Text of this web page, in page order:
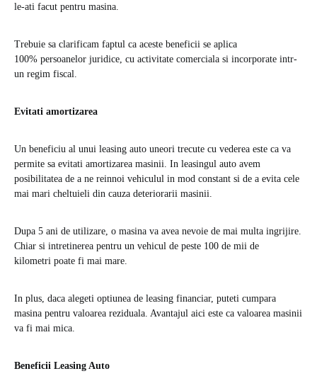
le-ati facut pentru masina.
Trebuie sa clarificam faptul ca aceste beneficii se aplica
100% persoanelor juridice, cu activitate comerciala si incorporate intr-
un regim fiscal.
Evitati amortizarea
Un beneficiu al unui leasing auto uneori trecute cu vederea este ca va
permite sa evitati amortizarea masinii. In leasingul auto avem
posibilitatea de a ne reinnoi vehiculul in mod constant si de a evita cele
mai mari cheltuieli din cauza deteriorarii masinii.
Dupa 5 ani de utilizare, o masina va avea nevoie de mai multa ingrijire.
Chiar si intretinerea pentru un vehicul de peste 100 de mii de
kilometri poate fi mai mare.
In plus, daca alegeti optiunea de leasing financiar, puteti cumpara
masina pentru valoarea reziduala. Avantajul aici este ca valoarea masinii
va fi mai mica.
Beneficii Leasing Auto